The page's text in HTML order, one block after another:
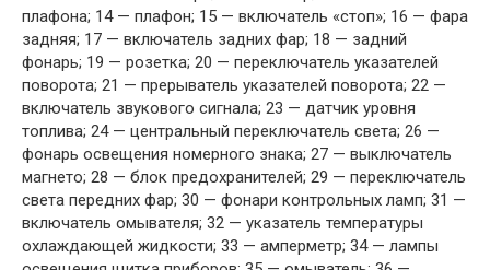
плафона; 14 — плафон; 15 — включатель «стоп»; 16 — фара
задняя; 17 — включатель задних фар; 18 — задний
фонарь; 19 — розетка; 20 — переключатель указателей
поворота; 21 — прерыватель указателей поворота; 22 —
включатель звукового сигнала; 23 — датчик уровня
топлива; 24 — центральный переключатель света; 26 —
фонарь освещения номерного знака; 27 — выключатель
магнето; 28 — блок предохранителей; 29 — переключатель
света передних фар; 30 — фонари контрольных ламп; 31 —
включатель омывателя; 32 — указатель температуры
охлаждающей жидкости; 33 — амперметр; 34 — лампы